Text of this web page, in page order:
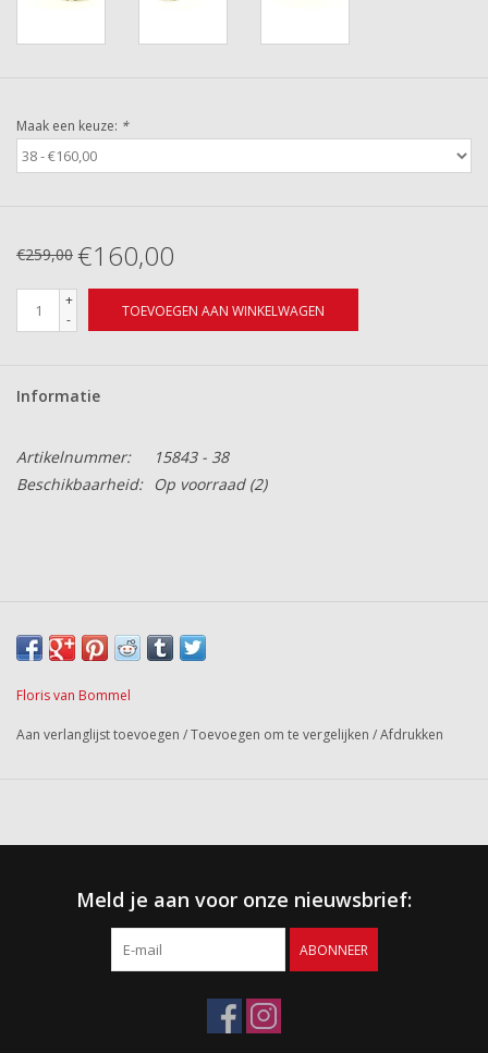
Maak een keuze: *
€259,00 €160,00
+
-
TOEVOEGEN AAN WINKELWAGEN
Informatie
Artikelnummer:
15843 - 38
Beschikbaarheid:
Op voorraad(2)
Floris van Bommel
Aan verlanglijst toevoegen /Toevoegen om te vergelijken /Afdrukken
Meld je aan voor onze nieuwsbrief:
ABONNEER